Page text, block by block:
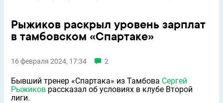
Рыжиков раскрыл уровень зарплат
в тамбовском «Спартаке»
16 февраля 2024, 17:34 2
Бывший тренер «Спартака» из Тамбова Сергей
Рыжиков рассказал об условиях в клубе Второй
лиги.